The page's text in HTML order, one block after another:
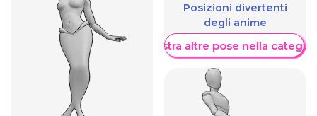
Posizioni divertenti
degli anime
Mostra altre pose nella